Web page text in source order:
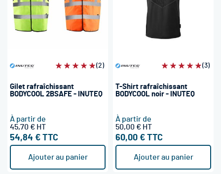
Évaluation:(2)
Gilet rafraîchissant
BODYCOOL 2BSAFE - INUTEQ
À partir de
54,84 €
45,70 €
Ajouter au panier
Évaluation:(3)
T-Shirt rafraîchissant
BODYCOOL noir - INUTEQ
À partir de
60,00 €
50,00 €
Ajouter au panier